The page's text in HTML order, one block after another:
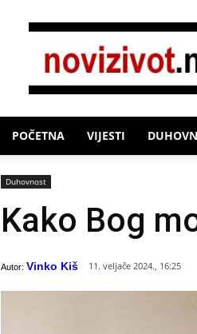
Novi
POČETNA VIJESTI
Duhovnost
Kako Bog
Autor: Vinko Kiš 11. veljače 2024., 16:25